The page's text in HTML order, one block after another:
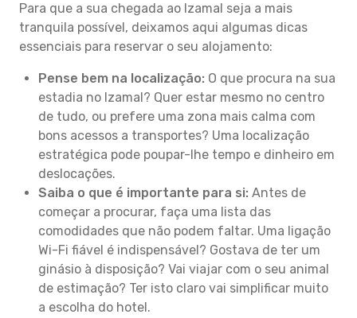
Para que a sua chegada ao Izamal seja a mais
tranquila possível, deixamos aqui algumas dicas
essenciais para reservar o seu alojamento:
Pense bem na localização: O que procura na sua
estadia no Izamal? Quer estar mesmo no centro
de tudo, ou prefere uma zona mais calma com
bons acessos a transportes? Uma localização
estratégica pode poupar-lhe tempo e dinheiro em
deslocações.
Saiba o que é importante para si: Antes de
começar a procurar, faça uma lista das
comodidades que não podem faltar. Uma ligação
Wi-Fi fiável é indispensável? Gostava de ter um
ginásio à disposição? Vai viajar com o seu animal
de estimação? Ter isto claro vai simplificar muito
a escolha do hotel.